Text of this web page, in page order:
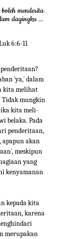
menderita
dagingku ...
6:6-11
`ya,` dalam
kita melihat
Tidak mungkin
kita meli-
belaka. Pada
penderitaan,
akan
meskipun
yang
kenyamanan
kepada kita
karena
merupakan